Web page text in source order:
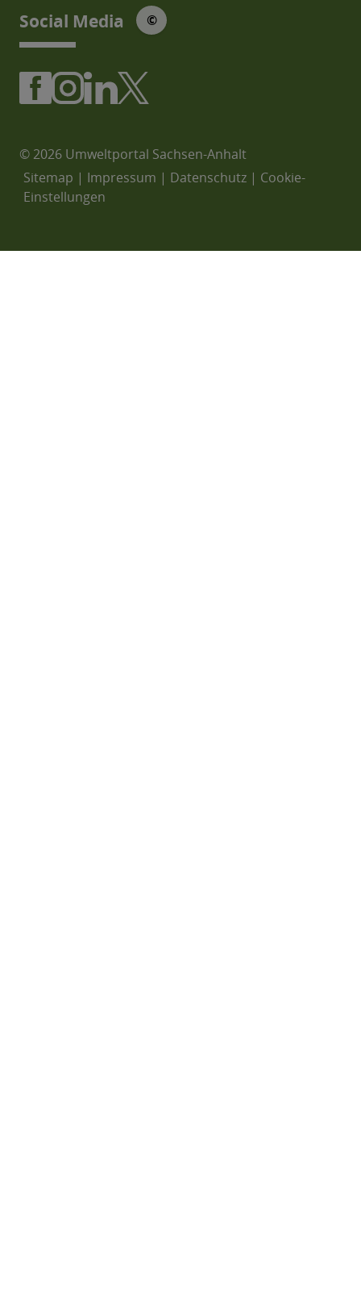
Social Media © © Social Media Icons: jam-
© 2026 Umweltportal Sachsen-Anhalt
Sitemap | Impressum | Datenschutz | Cookie-
Einstellungen